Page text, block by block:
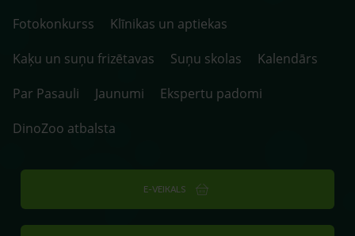
Fotokonkurss
Klīnikas un aptiekas
Kaķu un suņu frizētavas
Suņu skolas
Kalendārs
Par Pasauli
Jaunumi
Ekspertu padomi
DinoZoo atbalsta
E-VEIKALS